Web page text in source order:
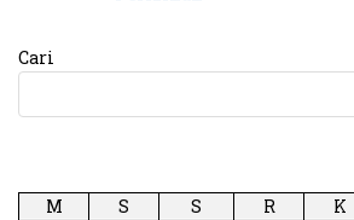
Cari
M
S S R K